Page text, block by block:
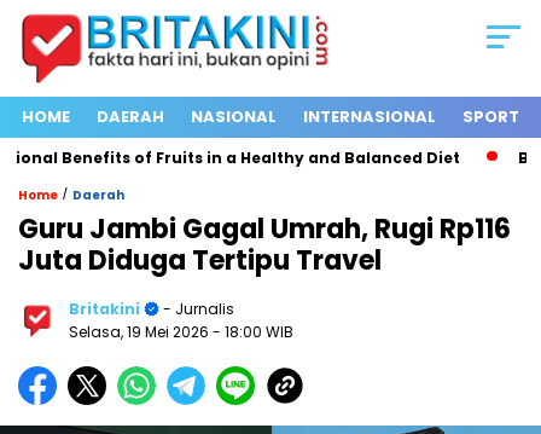
HOME DAERAH NASIONAL INTERNASIONAL SPORT
Benefits of Fruits in a Healthy and Balanced Diet Bus
Home / Daerah
Guru Jambi Gagal Umrah, Rugi Rp116
Juta Diduga Tertipu Travel
Britakini
- Jurnalis
Selasa, 19 Mei 2026 - 18:00 WIB